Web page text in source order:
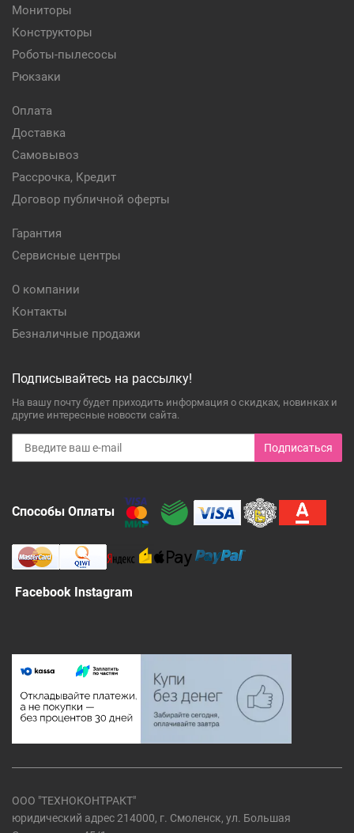
Мониторы
Конструкторы
Роботы-пылесосы
Рюкзаки
Оплата
Доставка
Самовывоз
Рассрочка, Кредит
Договор публичной оферты
Гарантия
Сервисные центры
О компании
Контакты
Безналичные продажи
Подписывайтесь на рассылку!
На вашу почту будет приходить информация о скидках, новинках и
другие интересные новости сайта.
Подписаться
Способы Оплаты
Facebook Instagram
ООО "ТЕХНОКОНТРАКТ"
юридический адрес 214000, г. Смоленск, ул. Большая